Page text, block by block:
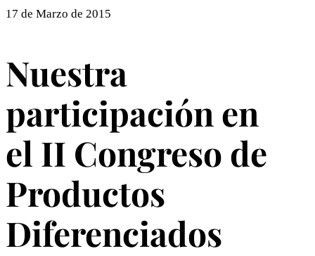
17 de Marzo de 2015
Nuestra
participación en
el II Congreso de
Productos
Diferenciados